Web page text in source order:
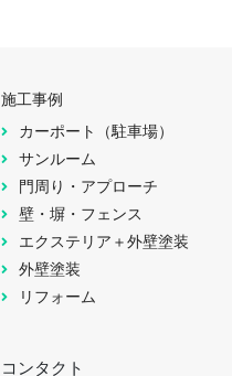
施工事例
カーポート（駐車場）
サンルーム
門周り・アプローチ
壁・塀・フェンス
エクステリア＋外壁塗装
外壁塗装
リフォーム
コンタクト